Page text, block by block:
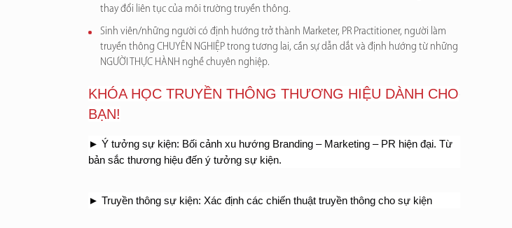
thay đổi liên tục của môi trường truyền thông.
Sinh viên/những người có định hướng trở thành Marketer, PR Practitioner, người làm
truyền thông CHUYÊN NGHIỆP trong tương lai, cần sự dẫn dắt và định hướng từ những
NGƯỜI THỰC HÀNH nghề chuyên nghiệp.
KHÓA HỌC TRUYỀN THÔNG THƯƠNG HIỆU DÀNH CHO
BẠN!
► Ý tưởng sự kiện: Bối cảnh xu hướng Branding – Marketing – PR hiện đại. Từ
bản sắc thương hiệu đến ý tưởng sự kiện.
► Truyền thông sự kiện: Xác định các chiến thuật truyền thông cho sự kiện